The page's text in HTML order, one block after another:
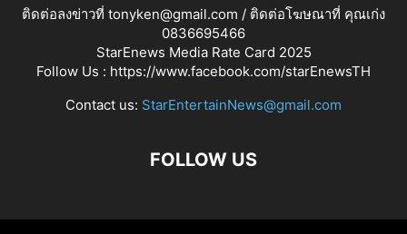
ติดต่อลงข่าวที่ tonyken@gmail.com / ติดต่อโฆษณาที่ คุณเก่ง
0836695466
StarEnews Media Rate Card 2025
Follow Us : https://www.facebook.com/starEnewsTH
Contact us: StarEntertainNews@gmail.com
FOLLOW US